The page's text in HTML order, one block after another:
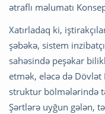
ətraflı məlumatı
Xatırladaq ki,
şəbəkə, sistem
sahəsində peşəkar
etmək, eləcə də
struktur bölmələrində
Şərtlərə uyğun gələn,